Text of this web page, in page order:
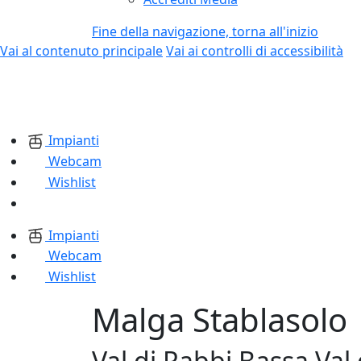
Fine della navigazione, torna all'inizio
Vai al contenuto principaleVai ai controlli di accessibilità
Impianti
Webcam
Wishlist
Impianti
Webcam
Wishlist
Malga Stablasolo